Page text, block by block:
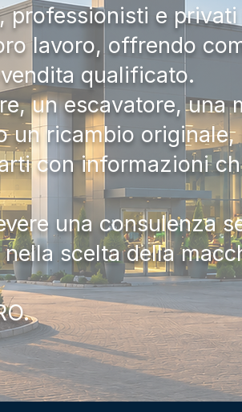
professionisti e
lavoro, offrendo
qualificato.
un escavatore, una
un ricambio
con informazioni
una consulenza
scelta della